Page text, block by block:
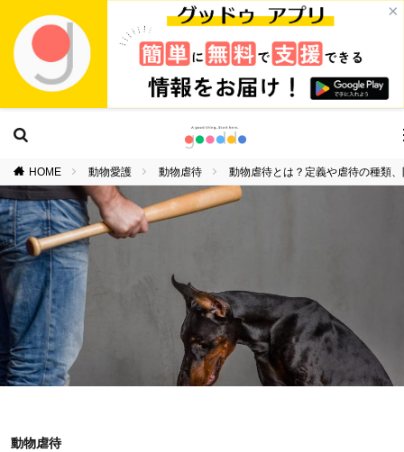
×
HOME 動物愛護 動物虐待 動物虐待とは？定義や虐待の種類
動物虐待